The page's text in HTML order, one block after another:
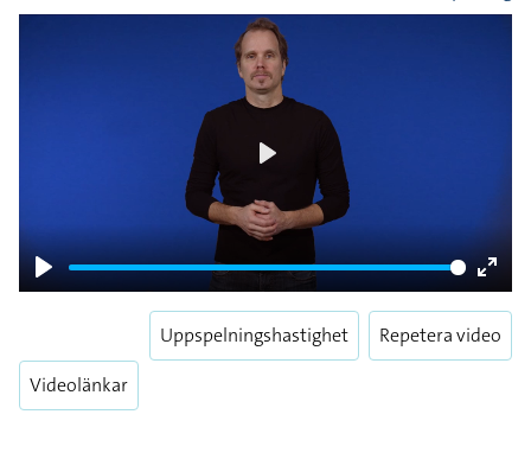
Play
Enter
Videolänkar
Uppspelningshastighet Repetera video